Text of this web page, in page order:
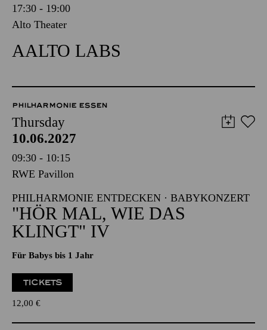
17:30 - 19:00
Alto Theater
AALTO LABS
PHILHARMONIE ESSEN
Thursday
10.06.2027
09:30 - 10:15
RWE Pavillon
PHILHARMONIE ENTDECKEN · BABYKONZERT
"HÖR MAL, WIE DAS
KLINGT" IV
Für Babys bis 1 Jahr
TICKETS
12,00 €